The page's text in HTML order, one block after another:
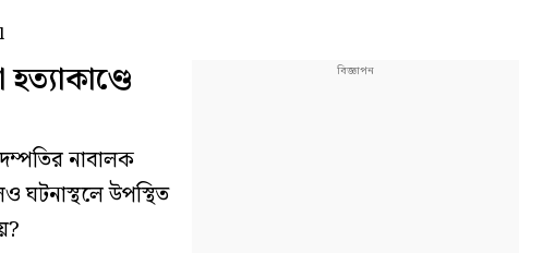
নাবালক
ঘটনাস্থলে উপস্থিত